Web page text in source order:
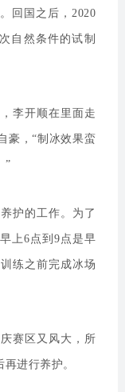
回国之后，2020
自然条件的试制
李开顺在里面走
豪，“制冰效果蛮
”
护的工作。为了
上6点到9点是早
练之前完成冰场
赛区又风大，所
进行养护。